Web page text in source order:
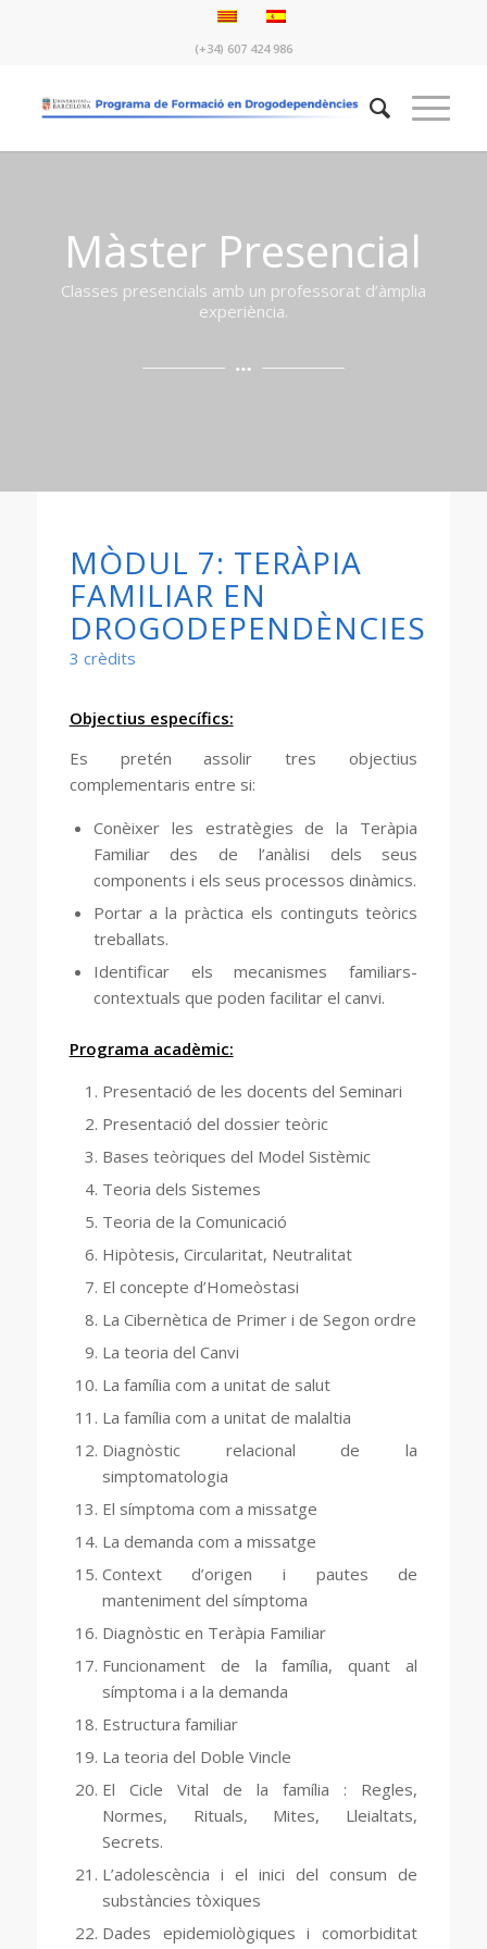
(+34) 607 424 986
Màster Presencial
Classes presencials amb un professorat d’àmplia
experiència.
MÒDUL 7: TERÀPIA
FAMILIAR EN
DROGODEPENDÈNCIES
3 crèdits
Objectius específics:
Es pretén assolir tres objectius
complementaris entre si:
Conèixer les estratègies de la Teràpia
Familiar des de l’anàlisi dels seus
components i els seus processos dinàmics.
Portar a la pràctica els continguts teòrics
treballats.
Identificar els mecanismes familiars-
contextuals que poden facilitar el canvi.
Programa acadèmic:
Presentació de les docents del Seminari
Presentació del dossier teòric
Bases teòriques del Model Sistèmic
Teoria dels Sistemes
Teoria de la Comunicació
Hipòtesis, Circularitat, Neutralitat
El concepte d’Homeòstasi
La Cibernètica de Primer i de Segon ordre
La teoria del Canvi
La família com a unitat de salut
La família com a unitat de malaltia
Diagnòstic relacional de la
simptomatologia
El símptoma com a missatge
La demanda com a missatge
Context d’origen i pautes de
manteniment del símptoma
Diagnòstic en Teràpia Familiar
Funcionament de la família, quant al
símptoma i a la demanda
Estructura familiar
La teoria del Doble Vincle
El Cicle Vital de la família : Regles,
Normes, Rituals, Mites, Lleialtats,
Secrets.
L’adolescència i el inici del consum de
substàncies tòxiques
Dades epidemiològiques i comorbiditat